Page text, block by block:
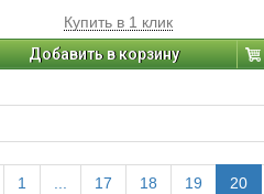
Купить в 1 клик
Добавить в корзину
1 17 18 19 20